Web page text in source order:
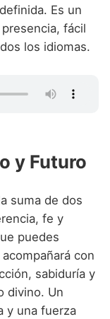
Es un
fácil
los idiomas.
y Futuro
suma de dos
fe y
puedes
con
sabiduría y
divino. Un
y una fuerza